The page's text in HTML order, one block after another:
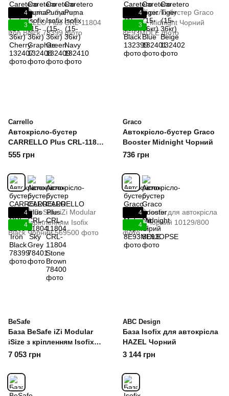
4
3
Carrello
Автокрісло-бустер
CARRELLO Plus CRL-11804
Iron Black
555 грн
4
3
Graco
Автокрісло-бустер Graco
Booster Midnight Чорний
736 грн
4
4
BeSafe
База BeSafe iZi Modular
iSize з кріпленням Isofix
Black Чорний
7 053 грн
4
4
ABC Design
База Isofix для автокрісла
HAZEL Чорний
3 144 грн